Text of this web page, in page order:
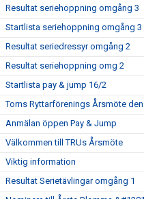
Resultat seriehoppning omgång 3
Startlista seriehoppning omgång 3
Resultat seriedressyr omgång 2
Resultat seriehoppning omg 2
Startlista pay & jump 16/2
Torns Ryttarförenings Årsmöte
Anmälan öppen Pay & Jump
Välkommen till TRUs Årsmöte
Viktig information
Resultat Serietävlingar omgång 1